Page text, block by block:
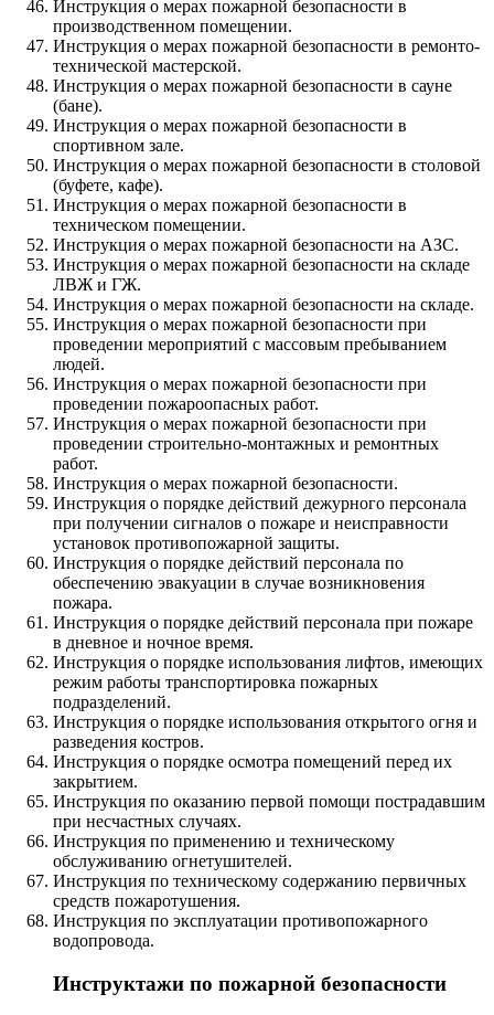
Инструкция о мерах пожарной безопасности в
производственном помещении.
Инструкция о мерах пожарной безопасности в ремонто-
технической мастерской.
Инструкция о мерах пожарной безопасности в сауне
(бане).
Инструкция о мерах пожарной безопасности в
спортивном зале.
Инструкция о мерах пожарной безопасности в столовой
(буфете, кафе).
Инструкция о мерах пожарной безопасности в
техническом помещении.
Инструкция о мерах пожарной безопасности на АЗС.
Инструкция о мерах пожарной безопасности на складе
ЛВЖ и ГЖ.
Инструкция о мерах пожарной безопасности на складе.
Инструкция о мерах пожарной безопасности при
проведении мероприятий с массовым пребыванием
людей.
Инструкция о мерах пожарной безопасности при
проведении пожароопасных работ.
Инструкция о мерах пожарной безопасности при
проведении строительно-монтажных и ремонтных
работ.
Инструкция о мерах пожарной безопасности.
Инструкция о порядке действий дежурного персонала
при получении сигналов о пожаре и неисправности
установок противопожарной защиты.
Инструкция о порядке действий персонала по
обеспечению эвакуации в случае возникновения
пожара.
Инструкция о порядке действий персонала при пожаре
в дневное и ночное время.
Инструкция о порядке использования лифтов, имеющих
режим работы транспортировка пожарных
подразделений.
Инструкция о порядке использования открытого огня и
разведения костров.
Инструкция о порядке осмотра помещений перед их
закрытием.
Инструкция по оказанию первой помощи пострадавшим
при несчастных случаях.
Инструкция по применению и техническому
обслуживанию огнетушителей.
Инструкция по техническому содержанию первичных
средств пожаротушения.
Инструкция по эксплуатации противопожарного
водопровода.
Инструктажи по пожарной безопасности